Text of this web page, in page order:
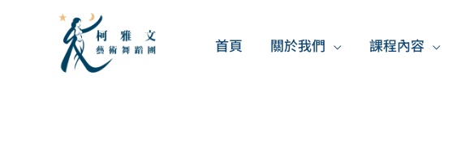
首頁 關於我們 課程內容